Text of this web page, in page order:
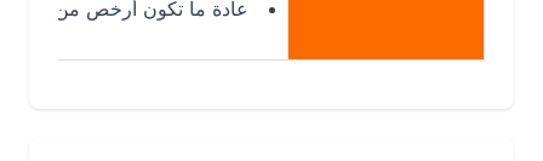
عادة ما تكون أرخص من المباشرة